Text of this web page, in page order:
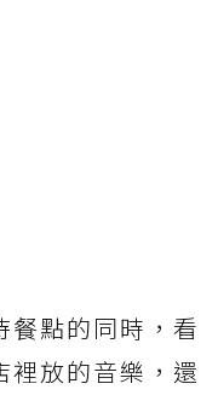
餐點的同時，看
裡放的音樂，還